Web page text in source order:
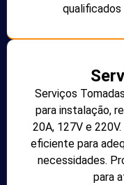
qualificados
Serviços
para instalação,
20A, 127V e
eficiente para
necessidades.
para